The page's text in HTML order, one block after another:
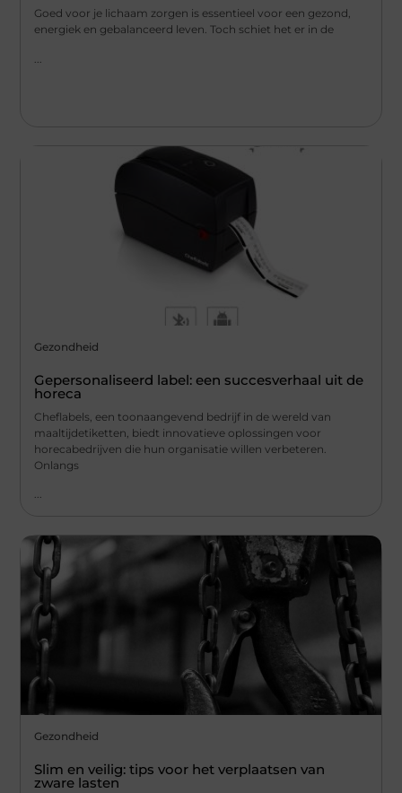
Goed voor je lichaam zorgen is essentieel voor een gezond,
energiek en gebalanceerd leven. Toch schiet het er in de
Gezondheid
Gepersonaliseerd label: een succesverhaal uit de
horeca
Cheflabels, een toonaangevend bedrijf in de wereld van
maaltijdetiketten, biedt innovatieve oplossingen voor
horecabedrijven die hun organisatie willen verbeteren.
Onlangs
...
Gezondheid
Slim en veilig: tips voor het verplaatsen van
zware lasten